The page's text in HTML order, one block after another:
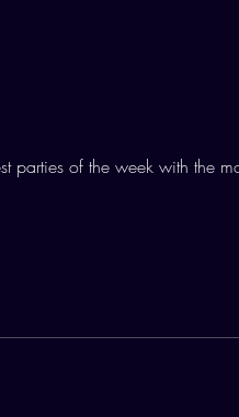
parties of the week with the